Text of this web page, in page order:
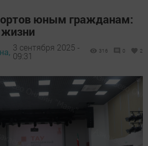
юным гражданам:
3 сентября 2025 -
09:31
316 0 2